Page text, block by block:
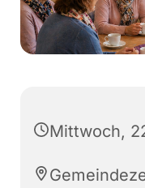
Mittwoch,